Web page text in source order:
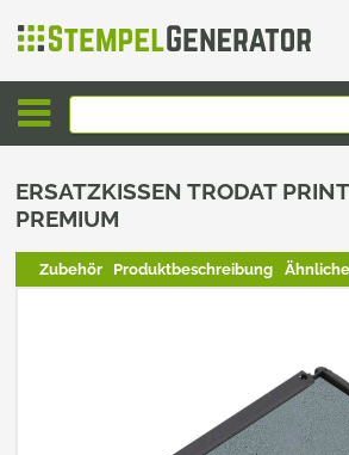
ERSATZKISSEN TRODAT
PREMIUM
Zubehör Produktbeschreibung